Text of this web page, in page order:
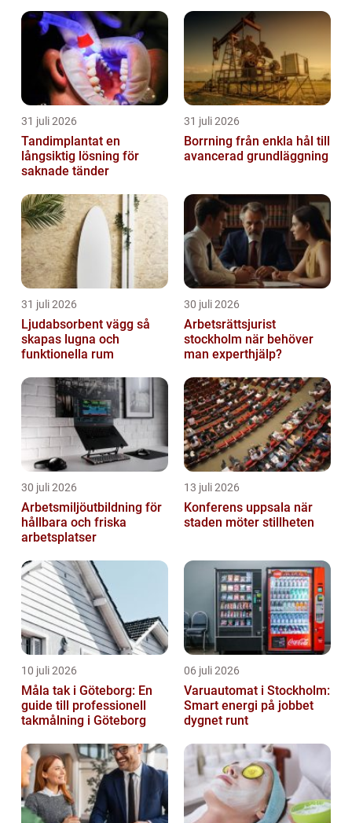
31 juli 2026
Tandimplantat en
långsiktig lösning för
saknade tänder
31 juli 2026
Borrning från enkla hål till
avancerad grundläggning
31 juli 2026
Ljudabsorbent vägg så
skapas lugna och
funktionella rum
30 juli 2026
Arbetsrättsjurist
stockholm när behöver
man experthjälp?
30 juli 2026
Arbetsmiljöutbildning för
hållbara och friska
arbetsplatser
13 juli 2026
Konferens uppsala när
staden möter stillheten
10 juli 2026
Måla tak i Göteborg: En
guide till professionell
takmålning i Göteborg
06 juli 2026
Varuautomat i Stockholm:
Smart energi på jobbet
dygnet runt